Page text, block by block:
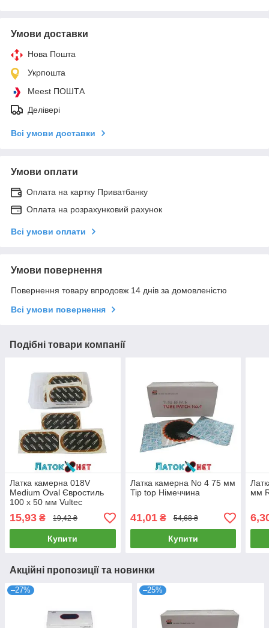
Умови доставки
Нова Пошта
Укрпошта
Meest ПОШТА
Делівері
Всі умови доставки
Умови оплати
Оплата на картку Приватбанку
Оплата на розрахунковий рахунок
Всі умови оплати
Умови повернення
Повернення товару впродовж 14 днів за домовленістю
Всі умови повернення
Подібні товари компанії
Латка камерна 018V
Medium Oval Євростиль
100 х 50 мм Vultec
15,93 ₴ 19,42 ₴
Купити
Латка камерна No 4 75 мм
Tip top Німеччина
41,01₴ 54,68 ₴
Купити
мм
Акційні пропозиції та новинки
–27% –25%